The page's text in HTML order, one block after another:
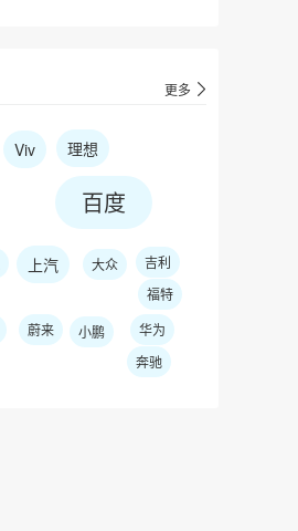
更多
Viv 理想
百度
上汽 大众
吉利
福特
蔚来 小鹏
华为
奔驰